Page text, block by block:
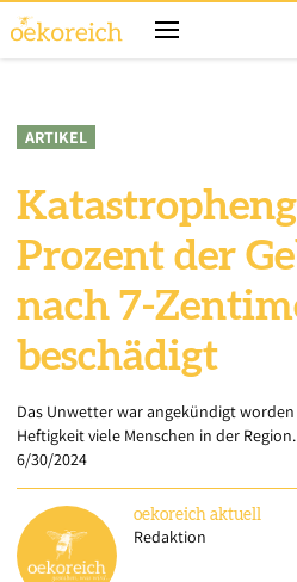
ARTIKEL
Prozent der
nach 7-
beschädigt
Das Unwetter war angekündigt
Heftigkeit viele Menschen in der Region.
6/30/2024
oekoreich aktuell
Redaktion